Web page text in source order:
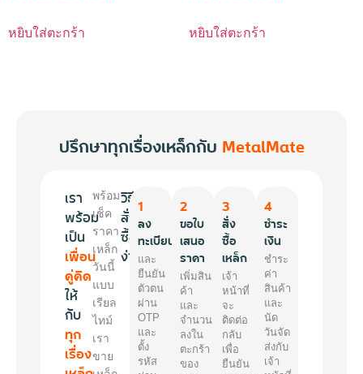
หยิบใส่ตะกร้า หยิบใส่ตะกร้า
ปรึกษาทุกเรื่องเหล็กกับ MetalMate
เรา
พร้อม
เป็น
เพื่อน
คู่คิด
ให้
กับ
ทุก
เรื่อง
พร้อม
เช็ค
ราคา
เหล็ก
วันนี้
แบบ
เรียล
ไทม์
เรา
ขาย
วิธี
สั่ง
ซื้อ
ง่ายๆ
1
ลง
ทะเบียน
และ
ยืนยัน
ตัวตน
ผ่าน
OTP
และ
ตั้ง
รหัส
2
ขอใบ
เสนอ
ราคา
เพิ่มสิน
ค้า
และ
จำนวน
ลงใน
ตะกร้า
ของ
3
สั่ง
ซื้อ
เหล็ก
เจ้า
หน้าที่
จะ
ติดต่อ
กลับ
เพื่อ
ยืนยัน
4
ชำระ
เงิน
ชำระ
ค่า
สินค้า
และ
นัด
วันจัด
ส่งกับ
เจ้า